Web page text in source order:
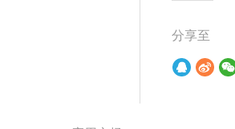
分享至